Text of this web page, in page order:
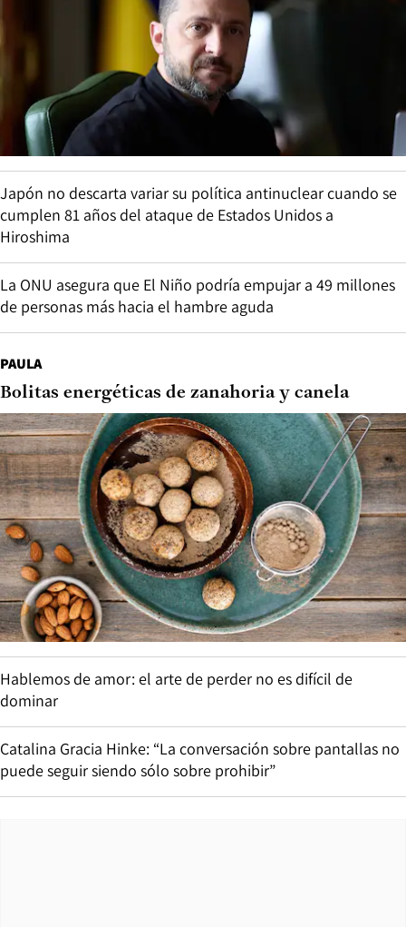
Japón no descarta variar su política antinuclear cuando se
cumplen 81 años del ataque de Estados Unidos a
Hiroshima
La ONU asegura que El Niño podría empujar a 49 millones
de personas más hacia el hambre aguda
PAULA
Bolitas energéticas de zanahoria y canela
Hablemos de amor: el arte de perder no es difícil de
dominar
Catalina Gracia Hinke: “La conversación sobre pantallas no
puede seguir siendo sólo sobre prohibir”